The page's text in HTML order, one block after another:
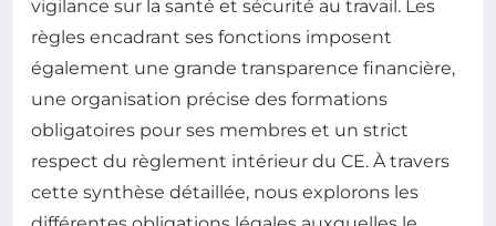
vigilance sur la santé et sécurité au travail. Les
règles encadrant ses fonctions imposent
également une grande transparence financière,
une organisation précise des formations
obligatoires pour ses membres et un strict
respect du règlement intérieur du CE. À travers
cette synthèse détaillée, nous explorons les